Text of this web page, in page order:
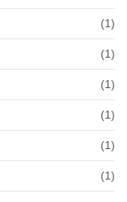
(1)
(1)
(1)
(1)
(1)
(1)